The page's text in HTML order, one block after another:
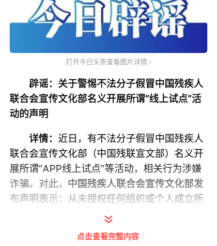
打开今日头条查看图片详情
辟谣：关于警惕不法分子假冒中国残疾人
联合会宣传文化部名义开展所谓“线上试点”活
动的声明
详情： 近日，有不法分子假冒中国残疾人
联合会宣传文化部（中国残联宣文部）名义开
展所谓“APP线上试点”等活动，相关行为涉嫌
诈骗。对此， 中国残疾人联合会宣传文化部发
布声明表示：从未授权任何组织或个人成立所
谓“中国残联线上试点线下工作室”，从未组织
点击查看完整内容